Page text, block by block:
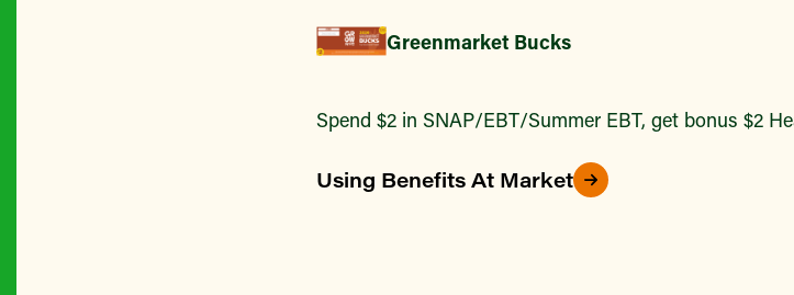
Greenmarket Bucks
Spend $2 in SNAP/EBT/Summer EBT, get bonus $2
Using Benefits At Market